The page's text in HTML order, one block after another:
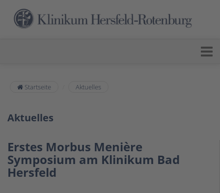
Startseite Aktuelles
Aktuelles
Erstes Morbus Menière
Symposium am Klinikum Bad
Hersfeld